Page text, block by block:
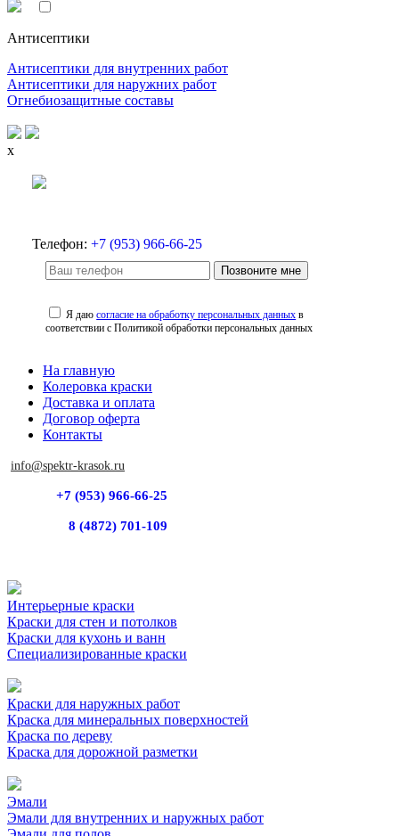
Антисептики
Антисептики для внутренних работ
Антисептики для наружних работ
Огнебиозащитные составы
x
Телефон: +7 (953) 966-66-25
Позвоните мне
Я даюсогласие на обработку персональных данных в
соответствии с Политикой обработки персональных данных
На главную
Колеровка краски
Доставка и оплата
Договор оферта
Контакты
info@spektr-krasok.ru
+7 (953) 966-66-25
8 (4872) 701-109
Интерьерные краски
Краски для стен и потолков
Краски для кухонь и ванн
Специализированные краски
Краски для наружных работ
Краска для минеральных поверхностей
Краска по дереву
Краска для дорожной разметки
Эмали
Эмали для внутренних и наружных работ